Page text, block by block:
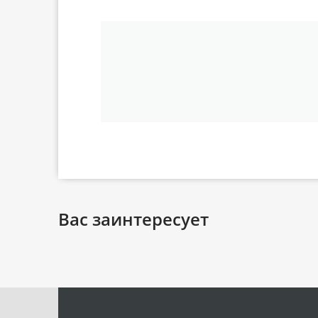
Вас заинтересует